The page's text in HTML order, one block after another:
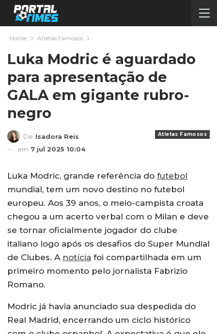
Home Atletas Famosos
Luka Modric é aguardado
para apresentação de
GALA em gigante rubro-
negro
Atletas Famosos
De Isadora Reis
em 7 jul 2025 10:04
Luka Modric, grande referência do futebol
mundial, tem um novo destino no futebol
europeu. Aos 39 anos, o meio-campista croata
chegou a um acerto verbal com o Milan e deve
se tornar oficialmente jogador do clube
italiano logo após os desafios do Super Mundial
de Clubes. A notícia foi compartilhada em um
primeiro momento pelo jornalista Fabrizio
Romano.
Modric já havia anunciado sua despedida do
Real Madrid, encerrando um ciclo histórico